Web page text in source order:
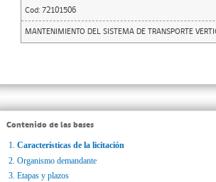
Cod: 72101506
MANTENIMIENTO DEL SISTEMA DE TRANSPORTE
Contenido de las bases
1. Características de la licitación
2. Organismo demandante
3. Etapas y plazos